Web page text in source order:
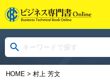
HOME> 村上 芳文